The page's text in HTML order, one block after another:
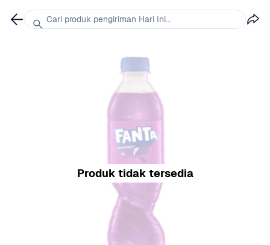
Produk tidak tersedia
Cari produk pengiriman Hari Ini...